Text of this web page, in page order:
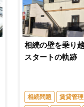
相続の壁を乗り
スタートの軌跡
相続問題 賃貸管理